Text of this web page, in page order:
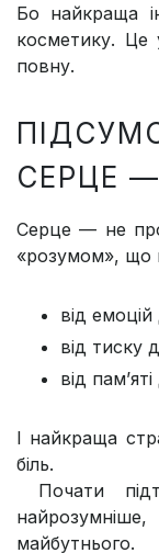
Бо найкраща
косметику. Це
повну.
СЕРЦЕ
Серце — не
«розумом», що
від
від тиску
від
І найкраща
біль.
Почати
майбутнього.